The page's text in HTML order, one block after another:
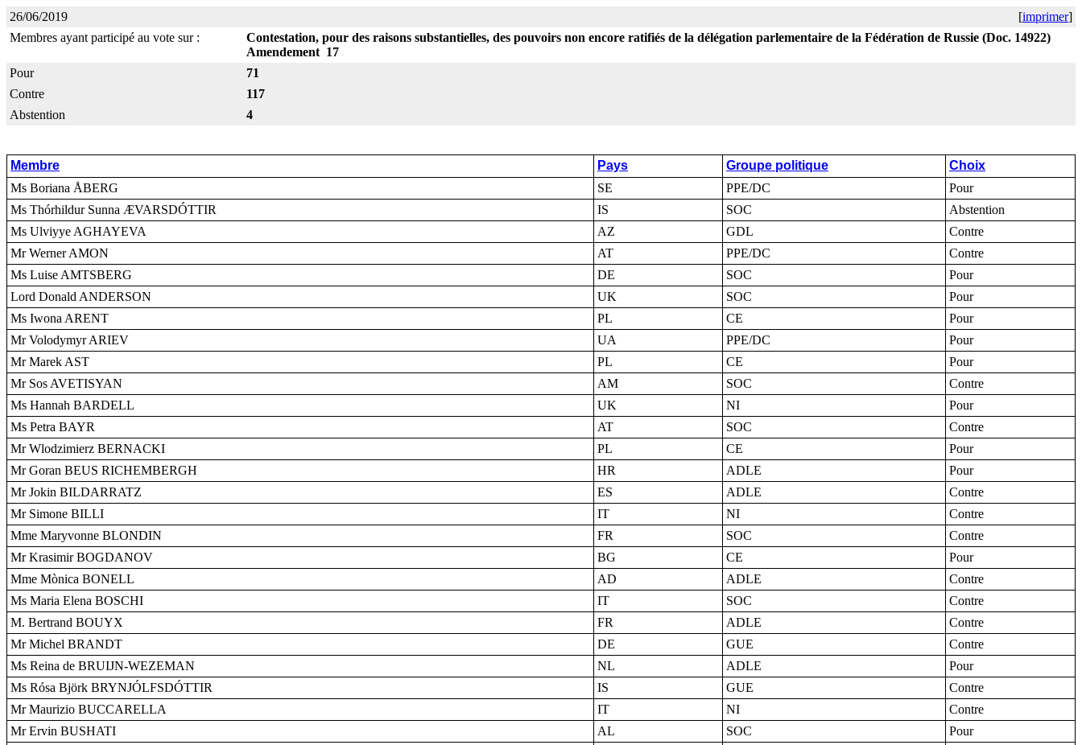
26/06/2019 [imprimer]
Membres ayant participé au vote sur :
Contestation, pour des raisons substantielles, des pouvoirs non encore ratifiés de la délégation parlementaire de la Fédération de Russie (Doc. 14922)
Amendement 17
Pour
71
Contre
117
Abstention
4
Membre Pays Groupe politique
Choix
Ms Boriana ÅBERG
SE PPE/DC
Pour
Ms Thórhildur Sunna ÆVARSDÓTTIR
IS SOC
Abstention
Ms Ulviyye AGHAYEVA
AZ GDL
Contre
Mr Werner AMON
AT PPE/DC
Contre
Ms Luise AMTSBERG
DE SOC
Pour
Lord Donald ANDERSON
UK SOC
Pour
Ms Iwona ARENT
PL CE
Pour
Mr Volodymyr ARIEV
UA PPE/DC
Pour
Mr Marek AST
PL CE
Pour
Mr Sos AVETISYAN
AM SOC
Contre
Ms Hannah BARDELL
UK NI
Pour
Ms Petra BAYR
AT SOC
Contre
Mr Wlodzimierz BERNACKI
PL CE
Pour
Mr Goran BEUS RICHEMBERGH
HR ADLE
Pour
Mr Jokin BILDARRATZ
ES ADLE
Contre
Mr Simone BILLI
IT NI
Contre
Mme Maryvonne BLONDIN
FR SOC
Contre
Mr Krasimir BOGDANOV
BG CE
Pour
Mme Mònica BONELL
AD ADLE
Contre
Ms Maria Elena BOSCHI
IT SOC
Contre
M. Bertrand BOUYX
FR ADLE
Contre
Mr Michel BRANDT
DE GUE
Contre
Ms Reina de BRUIJN-WEZEMAN
NL ADLE
Pour
Ms Rósa Björk BRYNJÓLFSDÓTTIR
IS GUE
Contre
Mr Maurizio BUCCARELLA
IT NI
Contre
Mr Ervin BUSHATI
AL SOC
Pour